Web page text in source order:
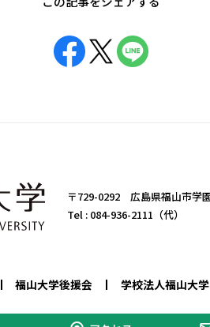
〒729-0292 広島県福山市学
Tel : 084-936-2111（代）
福山大学後援会 学校法人福山大学